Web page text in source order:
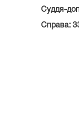
Суддя-
Справа: